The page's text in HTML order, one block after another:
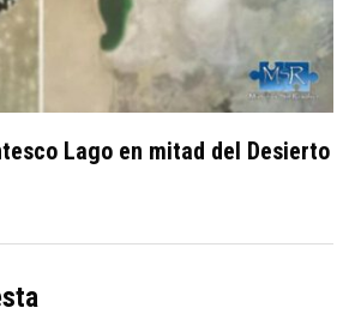
Lago en mitad del Desierto